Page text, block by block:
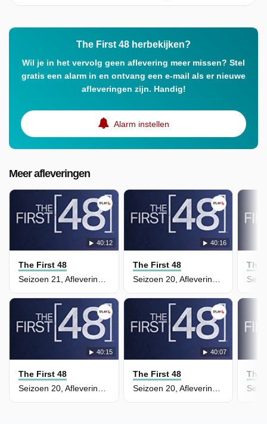
The First 48 herbekijken?
Wil je in het vervolg geen aflevering meer missen? Stel
gratis een alarm in en ontvang een e-mail als er nieuwe
afleveringen zijn. Handig!
Alarm instellen
Meer afleveringen
40:12
The First 48
Seizoen 21, Aflevering 1 - House of Horrors/Final Sacrifice
40:16
The First 48
Seizoen 20, Aflevering 15 - The Girl Next Door
40:15
The First 48
40:07
The First 48
The
The